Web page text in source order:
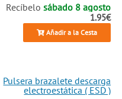
Recíbelo sábado 8 agosto
1.95€
Añadir a la Cesta
Pulsera brazalete descarga
electroestática ( ESD )